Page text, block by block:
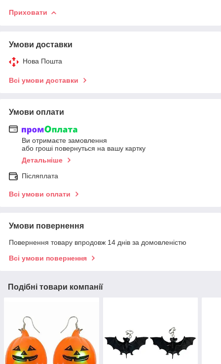
Приховати
Умови доставки
Нова Пошта
Всі умови доставки
Умови оплати
Ви отримаєте замовлення
або гроші повернуться на вашу картку
Детальніше
Післяплата
Всі умови оплати
Умови повернення
Повернення товару впродовж 14 днів за домовленістю
Всі умови повернення
Подібні товари компанії